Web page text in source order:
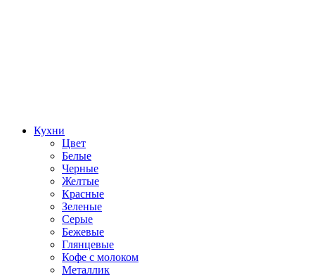
Кухни
Цвет
Белые
Черные
Желтые
Красные
Зеленые
Серые
Бежевые
Глянцевые
Кофе с молоком
Металлик